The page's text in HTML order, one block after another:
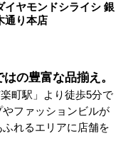
イヤモンドシライシ 銀
通り本店
の豊富な品揃え。
町駅」より徒歩5分で
ファッションビルが
れるエリアに店舗を